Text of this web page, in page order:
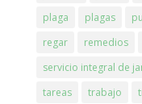
plaga
plagas
regar
remedios
servicio integral de
tareas
trabajo